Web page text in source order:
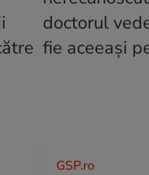
GSP.ro